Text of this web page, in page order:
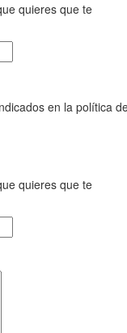
quieres que te
en la política
quieres que te